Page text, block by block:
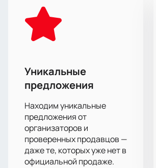
1981, 1985, 1989 и 1990 годах.
ХК «Куньлунь Ред Стар» -
хоккейный клуб, представляющий
Команда была образована в 2016
хоккейной лиге. 18 февраля 2017
впервые вышел в плей-офф. В
дважды матчи чемпионата 2019/
были перенесены в Москву и
Купить билеты на матч «СПАРТАК»
можете на нашем сайте. Спешите,
на трибунах ограничено!
Уникальные
предложения
Находим уникальные
предложения от
организаторов и
проверенных продавцов —
даже те, которых уже нет в
официальной продаже.